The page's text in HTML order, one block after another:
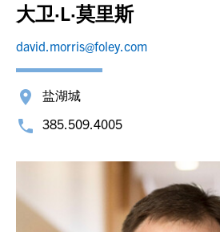
大卫·L·莫里斯
david.morris@foley.com
盐湖城
385.509.4005